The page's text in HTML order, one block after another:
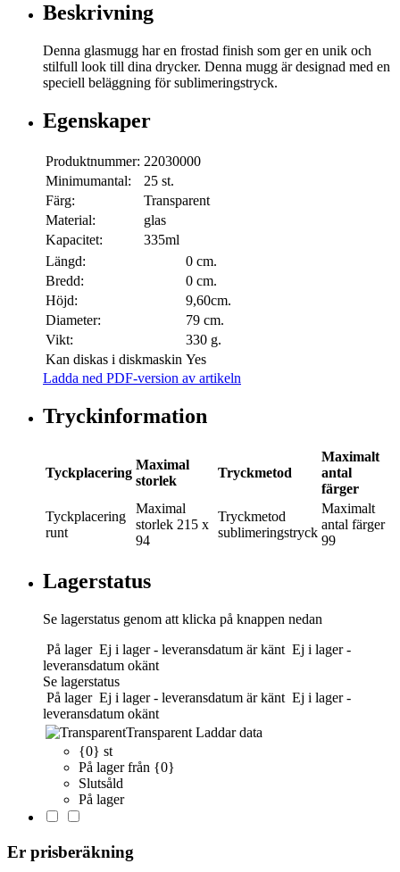
Beskrivning
Denna glasmugg har en frostad finish som ger en unik och
stilfull look till dina drycker. Denna mugg är designad med en
speciell beläggning för sublimeringstryck.
Egenskaper
Produktnummer: 22030000
Minimumantal:
25 st.
Färg:
Transparent
Material:
glas
Kapacitet:
335ml
Längd:
0 cm.
Bredd:
0 cm.
Höjd:
9,60cm.
Diameter:
79 cm.
Vikt:
330 g.
Kan diskas i diskmaskin Yes
Ladda ned PDF-version av artikeln
Tryckinformation
Tyckplacering
Maximal
storlek
Tryckmetod
Maximalt
antal
färger
Tyckplacering
runt
Maximal
storlek 215 x
94
Tryckmetod
sublimeringstryck
Maximalt
antal färger
99
Lagerstatus
Se lagerstatus genom att klicka på knappen nedan
På lager Ej i lager - leveransdatum är känt Ej i lager -
leveransdatum okänt
Se lagerstatus
På lager Ej i lager - leveransdatum är känt Ej i lager -
leveransdatum okänt
Transparent Laddar data
{0} st
På lager från {0}
Slutsåld
På lager
Er prisberäkning